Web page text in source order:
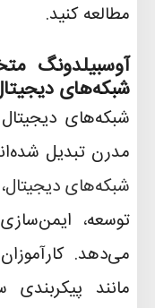
مطالعه کنید.
آوسبیلدونگ
شبکه‌های
شبکه‌های
مدرن تبدیل
شبکه‌های دیجیتال
توسعه،
می‌دهد.
مانند